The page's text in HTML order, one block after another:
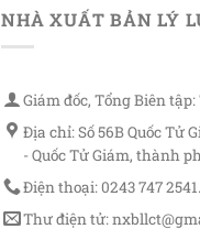
NHÀ XUẤT BẢN LÝ
Giám đốc, Tổng Biên
Địa chỉ: Số 56B Quốc Tử
- Quốc Tử Giám, thành
Điện thoại: 0243 747 2541.
Thư điện tử: